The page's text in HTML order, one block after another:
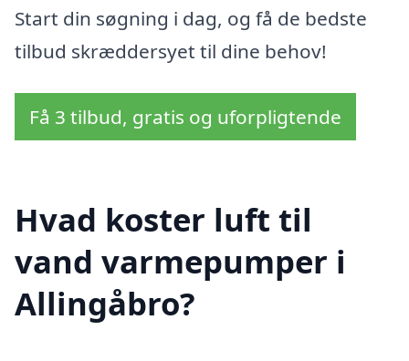
Start din søgning i dag, og få de bedste
tilbud skræddersyet til dine behov!
Få 3 tilbud, gratis og uforpligtende
Hvad koster luft til
vand varmepumper i
Allingåbro?